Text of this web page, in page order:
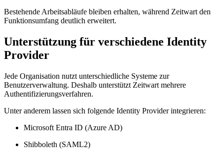
Bestehende Arbeitsabläufe bleiben erhalten, während Zeitwartden
Funktionsumfang deutlich erweitert.
Unterstützung für verschiedene Identity
Provider
Jede Organisation nutzt unterschiedliche Systeme zur
Benutzerverwaltung. Deshalb unterstützt Zeitwart mehrere
Authentifizierungsverfahren.
Unter anderem lassen sich folgende Identity Provider integrieren:
Microsoft Entra ID (Azure AD)
Shibboleth (SAML2)